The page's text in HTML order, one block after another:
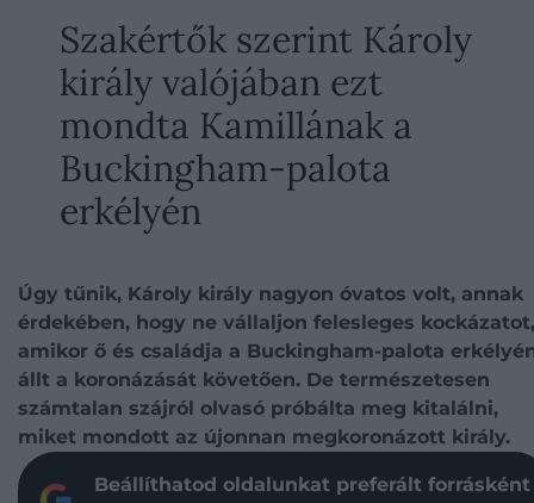
Szakértők szerint Károly
király valójában ezt
mondta Kamillának a
Buckingham-palota
erkélyén
Úgy tűnik, Károly király nagyon óvatos volt, annak
érdekében, hogy ne vállaljon felesleges kockázatot,
amikor ő és családja a Buckingham-palota
állt a koronázását követően. De természetesen
számtalan szájról olvasó próbálta meg kitalálni,
miket mondott az újonnan megkoronázott király.
Beállíthatod oldalunkat preferált forrásként